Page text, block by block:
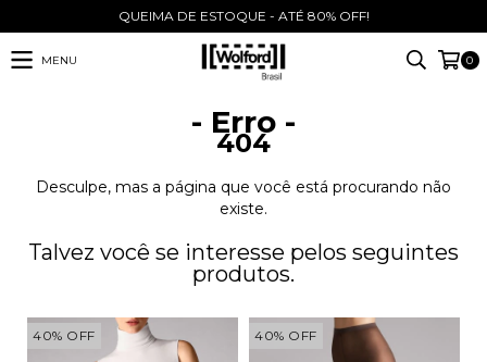
QUEIMA DE ESTOQUE - ATÉ 80% OFF!
MENU 0
- Erro -
404
Desculpe, mas a página que você está procurando não
existe.
Talvez você se interesse pelos seguintes
produtos.
40% OFF 40% OFF